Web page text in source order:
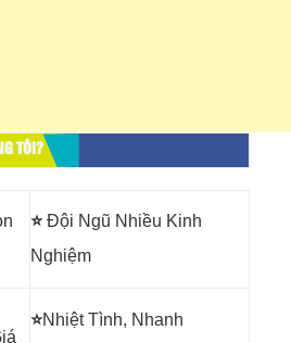
TÔI?
⭐Đội Ngũ Nhiều Kinh
Nghiệm
⭐Nhiệt Tình, Nhanh